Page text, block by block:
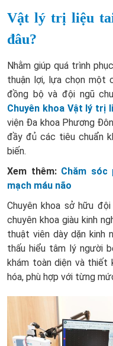
Vật lý trị liệu
đâu?
Nhằm giúp quá trình
thuận lợi, lựa chọn
đồng bộ và đội ngũ
Chuyên khoa Vật lý trị
viện Đa khoa Phương
đầy đủ các tiêu chuẩn
biến.
Xem thêm: Chăm sóc
mạch máu não
Chuyên khoa sở hữu
chuyên khoa giàu kinh
thuật viên dày dặn kinh
thấu hiểu tâm lý người
khám toàn diện và thiết
hóa, phù hợp với từng